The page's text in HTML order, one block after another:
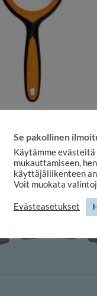
DÖRR HL-2 3X
12,90€
Se pakollinen
Käytämme
mukauttamiseen,
käyttäjäliikenteen
Voit muokata
Evästeasetukset